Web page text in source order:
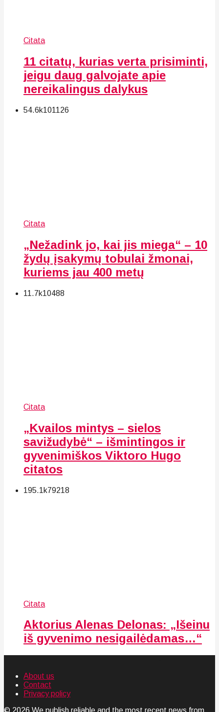
Citata
11 citatų, kurias verta prisiminti,
jeigu daug galvojate apie
nereikalingus dalykus
54.6k101 126
Citata
„Nežadink jo, kai jis miega“ – 10
žydų įsakymų tobulai žmonai,
kuriems jau 400 metų
11.7k10488
Citata
„Kvailos mintys – sielos
savižudybė“ – išmintingos ir
gyvenimiškos Viktoro Hugo
citatos
195.1k79218
Citata
Aktorius Alenas Delonas: „Išeinu
iš gyvenimo nesigailėdamas…“
About us
Contact
Privacy policy